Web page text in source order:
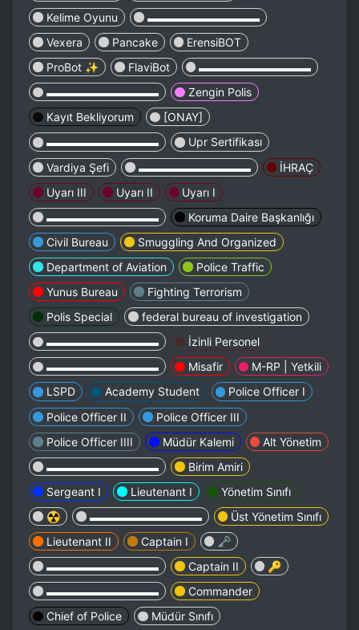
Kelime Oyunu
▬▬▬▬▬▬▬▬▬▬
Vexera
Pancake
ErensiBOT
ProBot ✨
FlaviBot
▬▬▬▬▬▬▬▬▬▬
▬▬▬▬▬▬▬▬▬▬
Zengin Polis
Kayıt Bekliyorum
[ONAY]
▬▬▬▬▬▬▬▬▬▬
Upr Sertifikası
Vardiya Şefi
▬▬▬▬▬▬▬▬▬▬
İHRAÇ
Uyarı III
Uyarı II
Uyarı I
▬▬▬▬▬▬▬▬▬▬
Koruma Daire Başkanlığı
Civil Bureau
Smuggling And Organized
Department of Aviation
Police Traffic
Yunus Bureau
Fighting Terrorism
Polis Special
federal bureau of investigation
▬▬▬▬▬▬▬▬▬▬
İzinli Personel
▬▬▬▬▬▬▬▬▬▬
Misafir
M-RP | Yetkili
LSPD
Academy Student
Police Officer I
Police Officer II
Police Officer III
Police Officer IIII
Müdür Kalemi
Alt Yönetim
▬▬▬▬▬▬▬▬▬▬
Birim Amiri
Sergeant I
Lieutenant I
Yönetim Sınıfı
☢️
▬▬▬▬▬▬▬▬▬▬
Üst Yönetim Sınıfı
Lieutenant II
Captain I
🗝️
▬▬▬▬▬▬▬▬▬▬
Captain II
🔑
▬▬▬▬▬▬▬▬▬▬
Commander
Chief of Police
Müdür Sınıfı